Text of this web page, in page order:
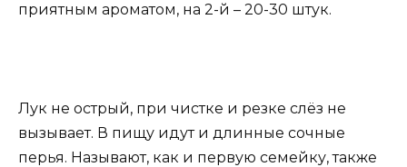
приятным ароматом, на 2-й – 20-30 штук.
Лук не острый, при чистке и резке слёз не
вызывает. В пищу идут и длинные сочные
перья. Называют, как и первую семейку, также